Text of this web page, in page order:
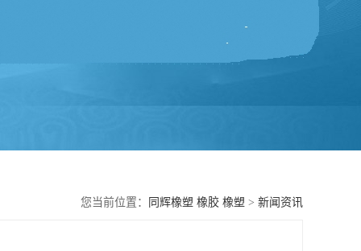
您当前位置： 同辉橡塑 橡胶 橡塑 > 新闻资讯